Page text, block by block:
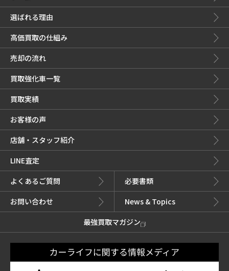
選ばれる理由
高価買取の仕組み
売却の流れ
買取強化車一覧
買取実績
お客様の声
店舗・スタッフ紹介
LINE査定
よくあるご質問
必要書類
お問い合わせ
News & Topics
最強買取マガジン